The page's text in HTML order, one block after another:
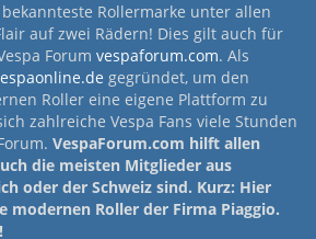
Rollermarke unter allen
auf zwei Rädern! Dies gilt auch für
Forum vespaforum.com. Als
gegründet, um den
Roller eine eigene Plattform zu
zahlreiche Vespa Fans viele Stunden
VespaForum.com hilft allen
die meisten Mitglieder aus
oder der Schweiz sind. Kurz: Hier
modernen Roller der Firma Piaggio.